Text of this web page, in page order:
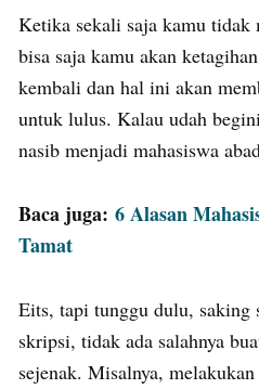
Ketika sekali saja kamu tidak
bisa saja kamu akan
kembali dan hal ini akan
untuk lulus. Kalau udah
nasib menjadi mahasiswa
Baca juga: 6 Alasan
Tamat
Eits, tapi tunggu dulu, saking
skripsi, tidak ada salahnya
sejenak. Misalnya,